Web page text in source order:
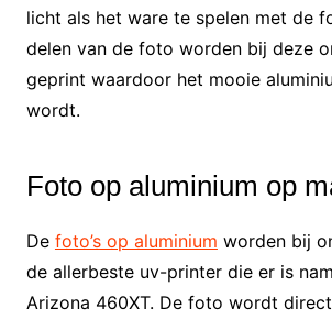
licht als het ware te spelen met de
delen van de foto worden bij deze
geprint waardoor het mooie
wordt.
Foto op aluminium op
De foto’s op aluminium worden bij
de allerbeste uv-printer die er is
Arizona 460XT. De foto wordt